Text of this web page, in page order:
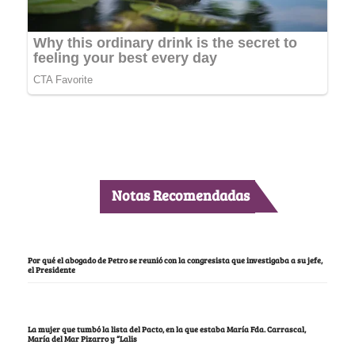
Notas Recomendadas
Por qué el abogado de Petro se reunió con la congresista que investigaba a su jefe,
el Presidente
La mujer que tumbó la lista del Pacto, en la que estaba María Fda. Carrascal,
María del Mar Pizarro y “Lalis